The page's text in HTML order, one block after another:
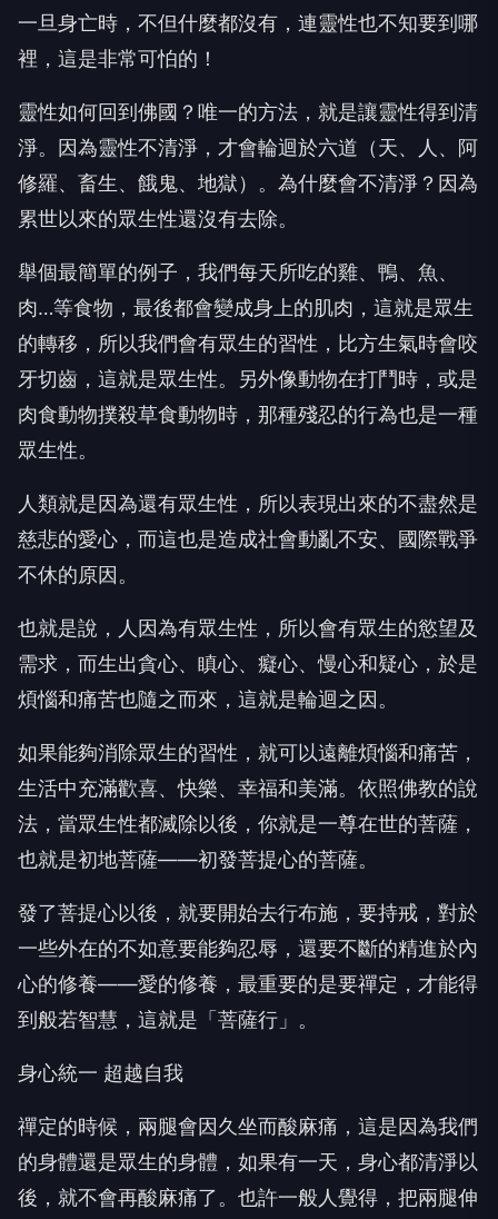
一旦身亡時，不但什麼都沒有，連靈性也不知要到哪
裡，這是非常可怕的！
靈性如何回到佛國？唯一的方法，就是讓靈性得到清
淨。因為靈性不清淨，才會輪迴於六道（天、人、阿
修羅、畜生、餓鬼、地獄）。為什麼會不清淨？因為
累世以來的眾生性還沒有去除。
舉個最簡單的例子，我們每天所吃的雞、鴨、魚、
肉…等食物，最後都會變成身上的肌肉，這就是眾生
的轉移，所以我們會有眾生的習性，比方生氣時會咬
牙切齒，這就是眾生性。另外像動物在打鬥時，或是
肉食動物撲殺草食動物時，那種殘忍的行為也是一種
眾生性。
人類就是因為還有眾生性，所以表現出來的不盡然是
慈悲的愛心，而這也是造成社會動亂不安、國際戰爭
不休的原因。
也就是說，人因為有眾生性，所以會有眾生的慾望及
需求，而生出貪心、瞋心、癡心、慢心和疑心，於是
煩惱和痛苦也隨之而來，這就是輪迴之因。
如果能夠消除眾生的習性，就可以遠離煩惱和痛苦，
生活中充滿歡喜、快樂、幸福和美滿。依照佛教的說
法，當眾生性都滅除以後，你就是一尊在世的菩薩，
也就是初地菩薩——初發菩提心的菩薩。
發了菩提心以後，就要開始去行布施，要持戒，對於
一些外在的不如意要能夠忍辱，還要不斷的精進於內
心的修養——愛的修養，最重要的是要禪定，才能得
到般若智慧，這就是「菩薩行」。
身心統一 超越自我
禪定的時候，兩腿會因久坐而酸麻痛，這是因為我們
的身體還是眾生的身體，如果有一天，身心都清淨以
後，就不會再酸麻痛了。也許一般人覺得，把兩腿伸